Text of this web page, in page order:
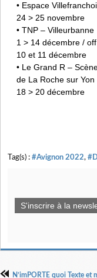
• Espace
24 > 25 novembre
• TNP – Villeurbanne
1 > 14 décembre /
10 et 11 décembre
• Le Grand R –
de La Roche sur Yon
18 > 20 décembre
Tag(s) : #Avignon 2022,
S'inscrire à la